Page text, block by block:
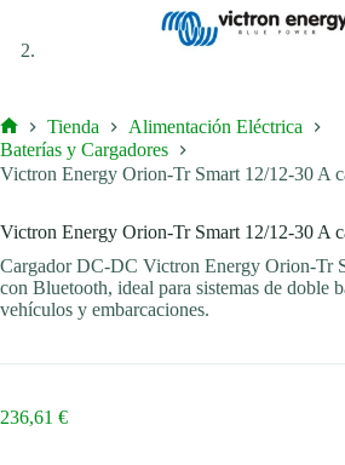
Inicio
Tienda
Alimentación Eléctrica
Baterías y Cargadores
Victron Energy Orion-Tr Smart 12/12-30 A
Victron Energy Orion-Tr Smart 12/12-30 A
Cargador DC-DC Victron Energy Orion-Tr
con Bluetooth, ideal para sistemas de doble
vehículos y embarcaciones.
236,61 €